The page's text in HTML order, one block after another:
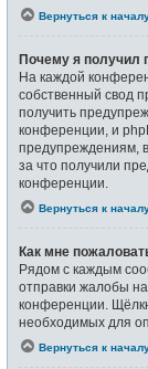
Вернуться к
Почему я получил
На каждой
собственный свод
получить
конференции, и
предупреждениям,
за что получили
конференции.
Вернуться к
Как мне
Рядом с каждым
отправки жалобы
конференции.
необходимых для
Вернуться к